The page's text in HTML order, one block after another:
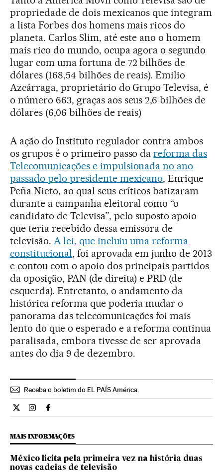
propriedade de dois mexicanos que integram
a lista Forbes dos homens mais ricos do
planeta. Carlos Slim, até este ano o homem
mais rico do mundo, ocupa agora o segundo
lugar com uma fortuna de 72 bilhões de
dólares (168,54 bilhões de reais). Emilio
Azcárraga, proprietário do Grupo Televisa, é
o número 663, graças aos seus 2,6 bilhões de
dólares (6,06 bilhões de reais)
A ação do Instituto regulador contra ambos
os grupos é o primeiro passo dareforma das
Telecomunicações e impulsionada no ano
passado pelo presidente mexicano, Enrique
Peña Nieto, ao qual seus críticos batizaram
durante a campanha eleitoral como “o
candidato de Televisa”, pelo suposto apoio
que teria recebido dessa emissora de
televisão. A lei, que incluiu uma reforma
constitucional, foi aprovada em junho de 2013
e contou com o apoio dos principais partidos
da oposição, PAN (de direita) e PRD (de
esquerda). Entretanto, o andamento da
histórica reforma que poderia mudar o
panorama das telecomunicações foi mais
lento do que o esperado e a reforma continua
paralisada, embora tivesse de ser aprovada
antes do dia 9 de dezembro.
Receba o boletim do EL PAÍS América.
Economia El País Brasil en Twitter
Economia El País Brasil en Instagram
Economia El País Brasil en Facebook
MAIS INFORMAÇÕES
México licita pela primeira vez na história duas
novas cadeias de televisão